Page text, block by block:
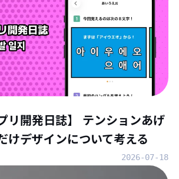
リ開発日誌】 テンションあげ
けデザインについて考える
2026-07-18